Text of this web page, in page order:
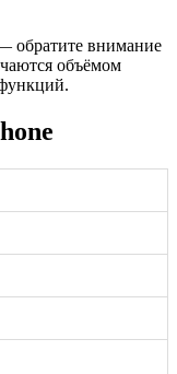
обратите внимание
объёмом